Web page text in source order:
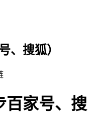
、搜狐）
百家号、搜